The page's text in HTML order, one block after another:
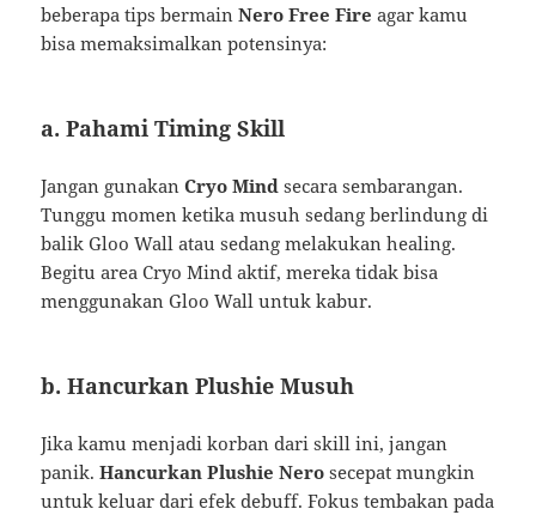
beberapa tips bermainNero Free Fire agar kamu
bisa memaksimalkan potensinya:
a. Pahami Timing Skill
Jangan gunakanCryo Mind secara sembarangan.
Tunggu momen ketika musuh sedang berlindung di
balik Gloo Wall atau sedang melakukan healing.
Begitu area Cryo Mind aktif, mereka tidak bisa
menggunakan Gloo Wall untuk kabur.
b. Hancurkan Plushie Musuh
Jika kamu menjadi korban dari skill ini, jangan
panik.Hancurkan Plushie Nero secepat mungkin
untuk keluar dari efek debuff. Fokus tembakan pada